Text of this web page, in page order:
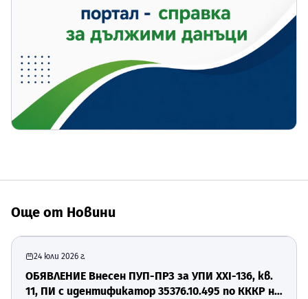
Още от Новини
24 юли 2026 г.
ОБЯВЛЕНИЕ Внесен ПУП-ПРЗ за УПИ ХХI-136, кв.
11, ПИ с идентификатор 35376.10.495 по КККР на